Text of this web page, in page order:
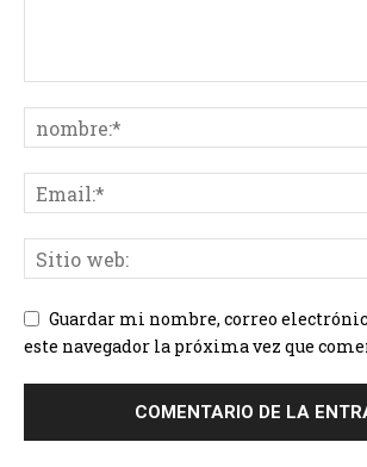
Guardar mi nombre, correo
este navegador la próxima vez que